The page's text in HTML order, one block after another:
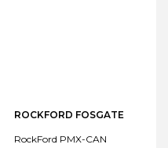
ROCKFORD FOSGATE
RockFord PMX-CAN